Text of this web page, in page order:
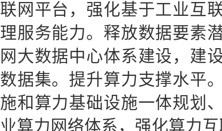
联网平台，强化基于工业互
理服务能力。释放数据要素
网大数据中心体系建设，建
数据集。提升算力支撑水平
施和算力基础设施一体规划
业算力网络体系，强化算力